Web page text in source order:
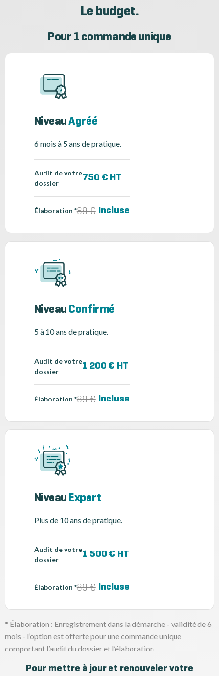
Le budget.
Pour 1 commande unique
NiveauAgréé
6 mois à 5 ans de pratique.
Audit de votre
dossier
750 € HT
Élaboration *89 € Incluse
Niveau Confirmé
5 à 10 ans de pratique.
Audit de votre
dossier
1 200 € HT
Élaboration *89 € Incluse
Niveau Expert
Plus de 10 ans de pratique.
Audit de votre
dossier
1 500 € HT
Élaboration *89 € Incluse
* Élaboration : Enregistrement dans la démarche - validité de 6
mois - l’option est offerte pour une commande unique
comportant l’audit du dossier et l’élaboration.
Pour mettre à jour et renouveler votre